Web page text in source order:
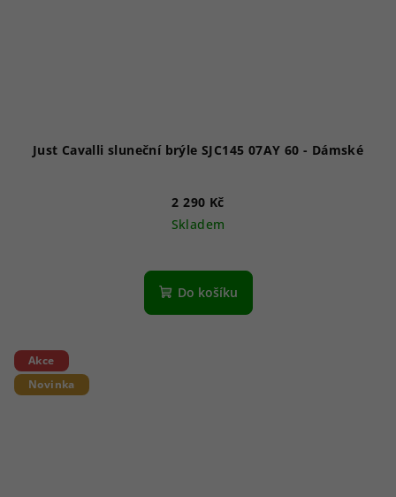
Just Cavalli sluneční brýle SJC145 07AY 60 - Dámské
2 290 Kč
Skladem
Do košíku
Akce
Novinka